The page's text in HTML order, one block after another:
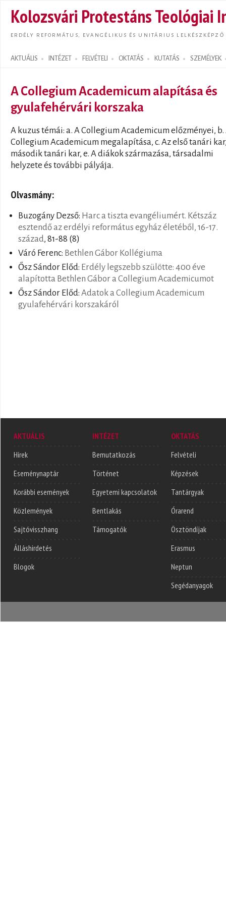
Kolozsvári Protestáns Teológiai
ERDÉLY REFORMÁTUS, EVANGÉLIKUS ÉS UNITÁRIUS LELKÉSZKÉPZŐ
AKTUÁLIS INTÉZET FELVÉTELI OKTATÁS KUTATÁS SZEMÉLYEK
Search form
A Collegium Academicum alapítása és
gyulafehérvári korszaka
A kuzus témái: a. A Collegium Academicum előzményei, b.
Collegium Academicum megalapítása, c. Az első tanári
második tanári kar, e. A diákok származása, társadalmi
helyzete és további pályája.
Olvasmány:
Buzogány Dezső: Harc a tiszta evangéliumért. Kétszáz
esztendő az erdélyi református egyház életéből, 16-17.
század, 81-88 (8)
Váró Ferenc: Bethlen Gábor Kollégiuma
Ősz Sándor Előd: Erdély legszebb szülötte: 400 éve
alapította Bethlen Gábor a Collegium Academicumot
Ősz Sándor Előd: Adatok a Collegium Academicum
gyulafehérvári korszakáról
AKTUÁLIS
Hírek
Eseménynaptár
Korábbi események
Közlemények
Sajtóvisszhang
Álláshirdetés
Blogok
INTÉZET
Bemutatkozás
Történet
Egyetemi kapcsolatok
Bentlakás
Támogatók
OKTATÁS
Felvételi
Képzések
Tantárgyak
Órarend
Ösztöndíjak
Erasmus
Neptun
Segédanyagok